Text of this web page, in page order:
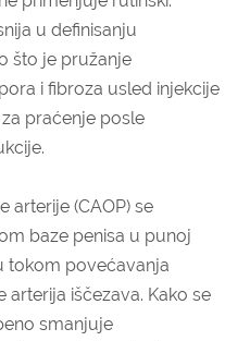
u definisanju
što je pružanje
i fibroza usled injekcije
praćenje posle
arterije (CAOP) se
baze penisa u punoj
tokom povećavanja
arterija iščezava. Kako se
smanjuje